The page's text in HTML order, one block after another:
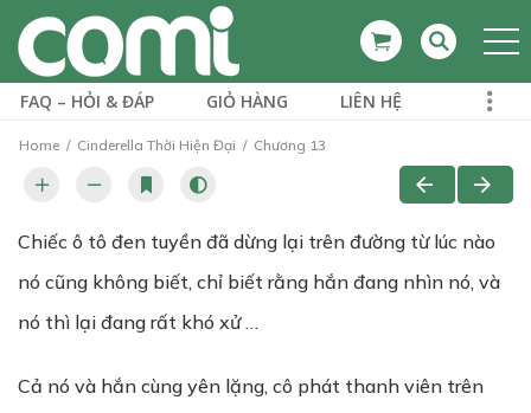
FAQ – HỎI & ĐÁP GIỎ HÀNG LIÊN HỆ
Home Cinderella Thời Hiện Đại Chương 13
Chiếc ô tô đen tuyền đã dừng lại trên đường từ lúc nào
nó cũng không biết, chỉ biết rằng hắn đang nhìn nó, và
nó thì lại đang rất khó xử …
Cả nó và hắn cùng yên lặng, cô phát thanh viên trên